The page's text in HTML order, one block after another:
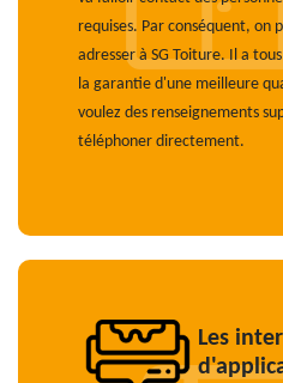
requises. Par conséquent, on
adresser à SG Toiture. Il a
la garantie d'une meilleure
voulez des renseignements
téléphoner directement.
Les